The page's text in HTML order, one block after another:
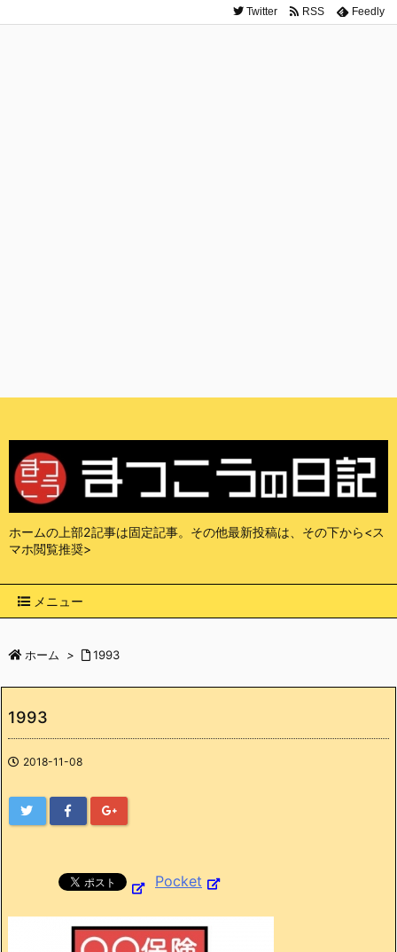
ホームの上部2記事は固定記事。その他最新投稿は、その下から<ス
マホ閲覧推奨>
メニュー
Twitter RSS Feedly
ホーム > 1993
1993
2018-11-08
Pocket